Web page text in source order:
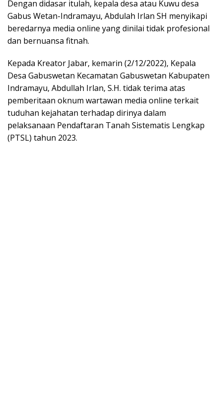
Dengan didasar itulah, kepala desa atau Kuwu desa
Gabus Wetan-Indramayu, Abdulah Irlan SH menyikapi
beredarnya media online yang dinilai tidak profesional
dan bernuansa fitnah.
Kepada Kreator Jabar, kemarin (2/12/2022), Kepala
Desa Gabuswetan Kecamatan Gabuswetan Kabupaten
Indramayu, Abdullah Irlan, S.H. tidak terima atas
pemberitaan oknum wartawan media online terkait
tuduhan kejahatan terhadap dirinya dalam
pelaksanaan Pendaftaran Tanah Sistematis Lengkap
(PTSL) tahun 2023.